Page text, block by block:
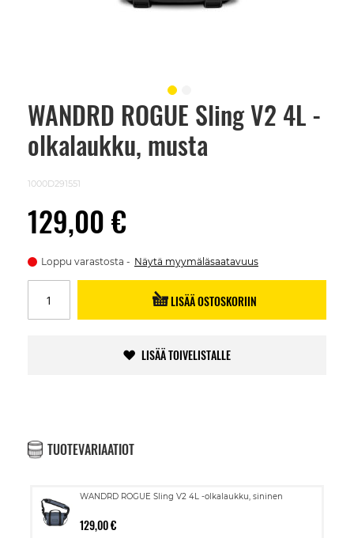
WANDRD ROGUE Sling V2 4L -
olkalaukku, musta
1000D291551
129,00 €
Loppu varastosta Näytä myymäläsaatavuus
LISÄÄ OSTOSKORIIN
LISÄÄ TOIVELISTALLE
TUOTEVARIAATIOT
WANDRD ROGUE Sling V2 4L -olkalaukku, sininen
129,00 €
Skip
beginning
images